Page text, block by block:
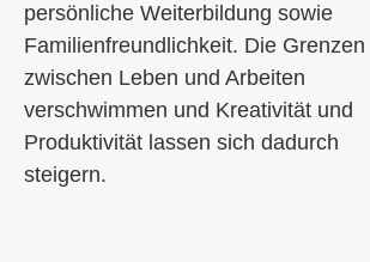
persönliche Weiterbildung sowie
Familienfreundlichkeit. Die Grenzen
zwischen Leben und Arbeiten
verschwimmen und Kreativität und
Produktivität lassen sich dadurch
steigern.